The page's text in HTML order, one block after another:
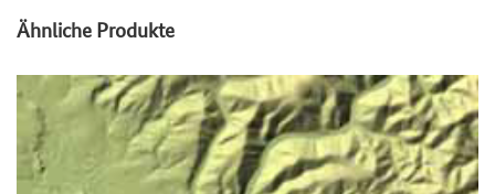
Ähnliche Produkte